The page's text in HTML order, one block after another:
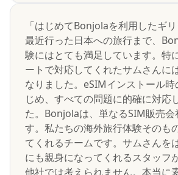
「はじめてBonjolaを利用したギリ
最近行った日本への旅行まで、
験にはとても満足しています。特
ートで対応してくれたサムさんに
なりました。eSIMインストール
じめ、すべての問題に的確に対応
た。Bonjolaは、単なるSIM販売会
す。私たちの海外旅行体験そのも
てくれるチームです。サムさんを
にも親身になってくれるスタッフ
他社では考えられません。本当に